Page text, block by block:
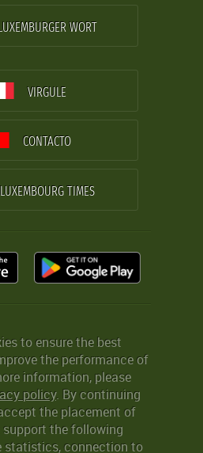
WORT
VIRGULE
CONTACTO
LUXEMBOURG TIMES
to ensure the best
the performance of
information, please
policy. By continuing
the placement of
the following
statistics, connection to